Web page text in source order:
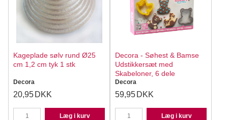
Kageplade sølv rund Ø25
cm 1,2 cm tyk 1 stk
Decora
20,95 DKK
Læg i kurv
Decora - Søhest & Bamse
Udstikkersæt med
Skabeloner, 6 dele
Decora
59,95 DKK
Læg i kurv